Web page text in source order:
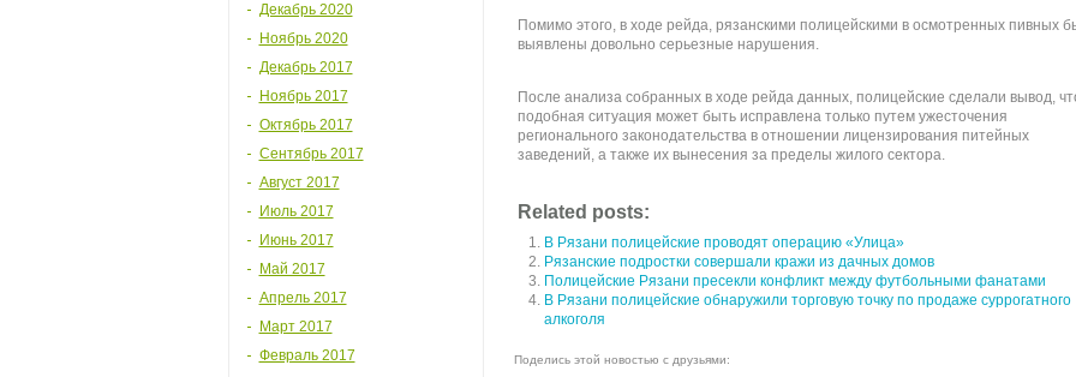
Декабрь 2020
Ноябрь 2020
Декабрь 2017
Ноябрь 2017
Октябрь 2017
Сентябрь 2017
Август 2017
Июль 2017
Июнь 2017
Май 2017
Апрель 2017
Март 2017
Февраль 2017
Помимо этого, в ходе рейда, рязанскими полицейскими в осмотренных пивных
выявлены довольно серьезные нарушения.
После анализа собранных в ходе рейда данных, полицейские сделали вывод,
подобная ситуация может быть исправлена только путем ужесточения
регионального законодательства в отношении лицензирования питейных
заведений, а также их вынесения за пределы жилого сектора.
Related posts:
В Рязани полицейские проводят операцию «Улица»
Рязанские подростки совершали кражи из дачных домов
Полицейские Рязани пресекли конфликт между футбольными фанатами
В Рязани полицейские обнаружили торговую точку по продаже суррогатного
алкоголя
Поделись этой новостью с друзьями: